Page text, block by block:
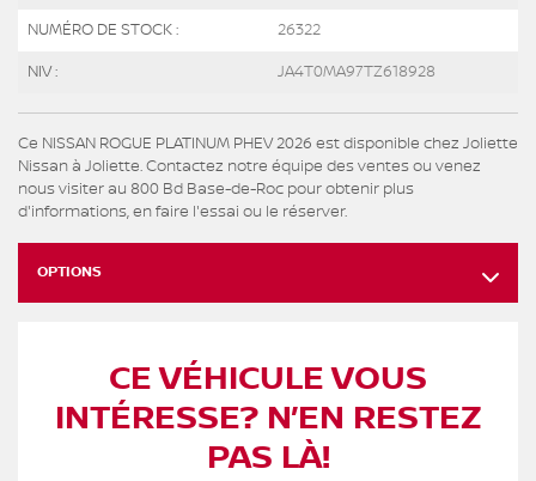
NUMÉRO DE STOCK : 26322
NIV : JA4T0MA97TZ618928
Ce NISSAN ROGUE PLATINUM PHEV 2026 est disponible chez Joliette
Nissan à Joliette. Contactez notre équipe des ventes ou venez
nous visiter au 800 Bd Base-de-Roc pour obtenir plus
d'informations, en faire l'essai ou le réserver.
OPTIONS
CE VÉHICULE VOUS
INTÉRESSE? N’EN RESTEZ
PAS LÀ!